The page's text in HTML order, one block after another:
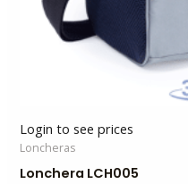
Login to see prices
Loncheras
Lonchera LCH005